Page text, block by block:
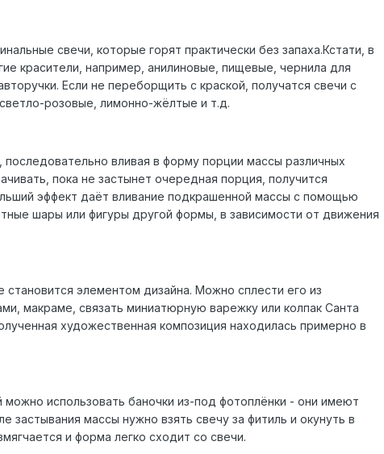
свечи, которые горят практически без запаха.Кстати, в
красители, например, анилиновые, пищевые, чернила для
Если не переборщить с краской, получатся свечи с
розовые, лимонно-жёлтые и т.д.
вливая в форму порции массы различных
пока не застынет очередная порция, получится
эффект даёт вливание подкрашенной массы с помощью
шары или фигуры другой формы, в зависимости от движения
становится элементом дизайна. Можно сплести его из
макраме, связать миниатюрную варежку или колпак Санта
художественная композиция находилась примерно в
использовать баночки из-под фотоплёнки - они имеют
массы нужно взять свечу за фитиль и окунуть в
и форма легко сходит со свечи.